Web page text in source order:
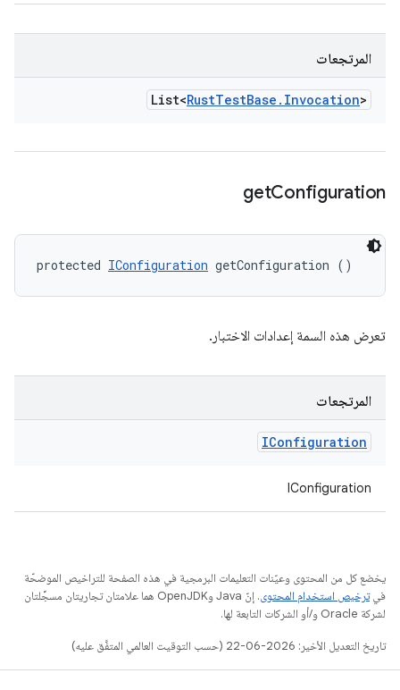
المرتجعات
List<RustTestBase . Invocation>
getConfiguration
protected IConfiguration getConfiguration ()
تعرض هذه السمة إعدادات الاختبار.
المرتجعات
IConfiguration
IConfiguration
يخضع كل من المحتوى وعيّنات التعليمات البرمجية في هذه الصفحة للتراخيص الموضحّة
فيترخيص استخدام المحتوى
. إنّ Java وOpenJDK هما علامتان تجاريتان مسجَّلتان
لشركة Oracle و/أو الشركات التابعة لها.
تاريخ التعديل الأخير: 2026-06-22 (حسب التوقيت العالمي المتفَّق عليه)